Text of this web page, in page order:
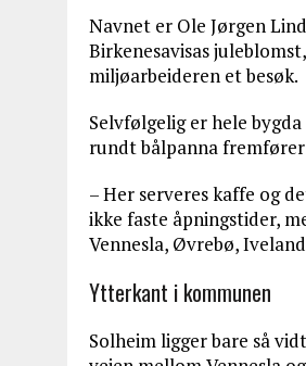
Navnet er Ole Jørgen
Birkenesavisas
miljøarbeideren et besøk.
Selvfølgelig er hele
rundt bålpanna
– Her serveres kaffe og
ikke faste åpningstider,
Vennesla, Øvrebø,
Ytterkant i kommunen
Solheim ligger bare så